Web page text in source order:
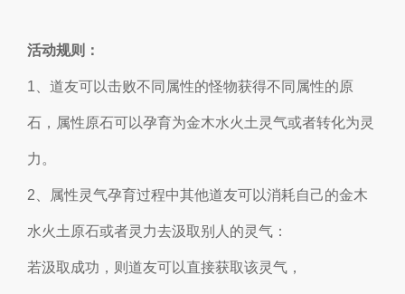
活动规则：
1、道友可以击败不同属性的怪物获得不同属性的原
石，属性原石可以孕育为金木水火土灵气或者转化为灵
力。
2、属性灵气孕育过程中其他道友可以消耗自己的金木
水火土原石或者灵力去汲取别人的灵气：
若汲取成功，则道友可以直接获取该灵气，